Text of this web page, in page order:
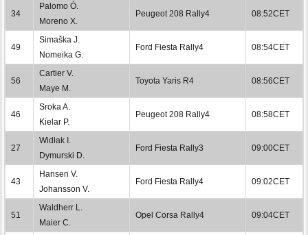
34
Palomo Ó.
Moreno X.
Peugeot 208 Rally4 08:52CET
49
Simaška J.
Nomeika G.
Ford Fiesta Rally4 08:54CET
56
Cartier V.
Maye M.
Toyota Yaris R4 08:56CET
46
Sroka A.
Kielar P.
Peugeot 208 Rally4 08:58CET
27
Widłak I.
Dymurski D.
Ford Fiesta Rally3 09:00CET
43
Hansen V.
Johansson V.
Ford Fiesta Rally4 09:02CET
51
Waldherr L.
Maier C.
Opel Corsa Rally4 09:04CET